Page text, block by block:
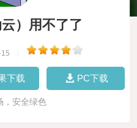
）用不了了
下载 PC下载
，安全绿色